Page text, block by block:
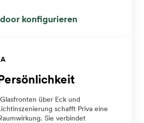
konfigurieren
über Eck und
schafft Priva eine
Sie verbindet